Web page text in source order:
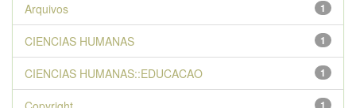
1
Arquivos
1
CIENCIAS HUMANAS
1
CIENCIAS HUMANAS::EDUCACAO
1